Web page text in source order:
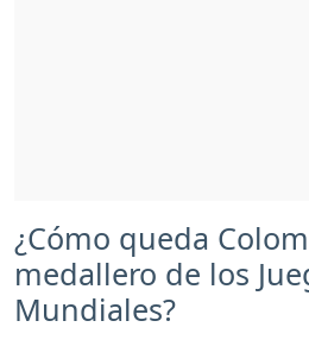
¿Cómo queda
medallero de los
Mundiales?